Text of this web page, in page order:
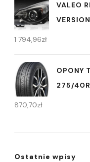
VALEO
1 794,96zł
OPONY
275/
870,70zł
Ostatnie wpisy